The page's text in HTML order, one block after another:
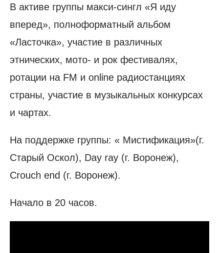
В активе группы макси-сингл «Я иду
вперед», полноформатный альбом
«Ласточка», участие в различных
этнических, мото- и рок фестивалях,
ротации на FM и оnline радиостанциях
страны, участие в музыкальных конкурсах
и чартах.
На поддержке группы: « Мистификация»(г.
Старый Оскол), Day ray (г. Воронеж),
Crouch end (г. Воронеж).
Начало в 20 часов.